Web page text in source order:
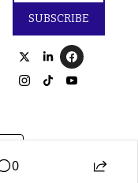
SUBSCRIBE
0